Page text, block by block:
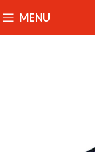
MENU